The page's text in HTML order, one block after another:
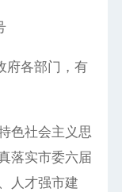
各部门，有
色社会主义思
落实市委六届
人才强市建